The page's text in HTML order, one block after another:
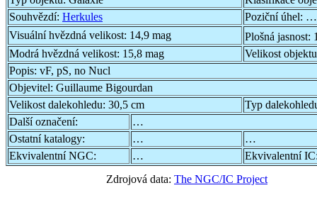
Souhvězdí: Herkules Poziční úhel: …
Visuální hvězdná velikost: 14,9 mag Plošná jasnost:
Modrá hvězdná velikost: 15,8 mag
Velikost
Popis: vF, pS, no Nucl
Objevitel: Guillaume Bigourdan
Velikost dalekohledu: 30,5 cm
Typ
Další označení:
…
Ostatní katalogy:
…
…
Ekvivalentní NGC:
…
Ekvivalentní
Zdrojová data: The NGC/IC Project